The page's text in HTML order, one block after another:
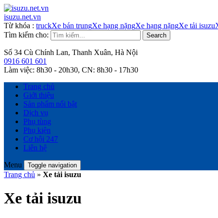
isuzu.net.vn
Từ khóa : truckXe bán trungXe hạng nặngXe hạng nặngXe tải isuzu
Tìm kiếm cho:
Search
Số 34 Cù Chính Lan, Thanh Xuân, Hà Nội
0916 601 601
Làm việc: 8h30 - 20h30, CN: 8h30 - 17h30
Trang chủ
Giới thiệu
Sản phẩm nổi bật
Dịch vụ
Phụ tùng
Phụ kiện
Cơ hội 247
Liên hệ
Menu Toggle navigation
Trang chủ » Xe tải isuzu
Xe tải isuzu